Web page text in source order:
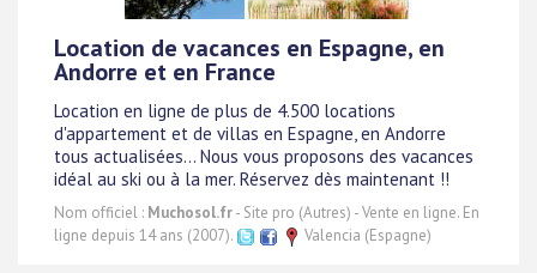
Location de vacances en Espagne, en
Andorre et en France
Location en ligne de plus de 4.500 locations
d'appartement et de villas en Espagne, en Andorre
tous actualisées... Nous vous proposons des vacances
idéal au ski ou à la mer. Réservez dès maintenant !!
Nom officiel : Muchosol.fr- Site pro (Autres) - Vente en ligne. En
ligne depuis 14 ans (2007).
Valencia (Espagne)